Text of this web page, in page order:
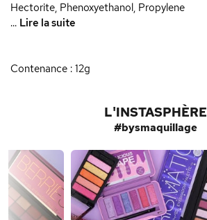
Hectorite, Phenoxyethanol, Propylene
... Lire la suite
Contenance : 12g
L'INSTASPHÈRE
#bysmaquillage